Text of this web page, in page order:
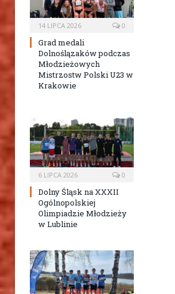
14 LIPCA 2026 0
Grad medali
Dolnoślązaków podczas
Młodzieżowych
Mistrzostw Polski U23 w
Krakowie
6 LIPCA 2026 0
Dolny Śląsk na XXXII
Ogólnopolskiej
Olimpiadzie Młodzieży
w Lublinie